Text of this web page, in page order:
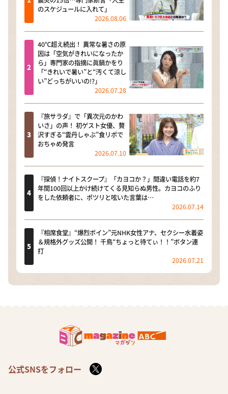
のスケジュールに入れて」
2026.08.06
40℃超え続出！ 異常な暑さの原
因は「空気がきれいになったか
ら」専門家の指摘に眞鍋かをり
「“きれいで暑い”と“汚くて涼し
い”どっちがいいの!?」
2026.07.28
『旅サラダ』で「異次元のかわ
いさ」の声！ 初ゲスト女優、贅
沢すぎる“雲丹しゃぶ”食リポで
おちゃめ発言
2026.07.10
『探偵！ナイトスクープ』「カヨコか？」間違い電話を約7
年間100回以上かけ続けてくる見知らぬ男性。カヨコのふり
をした依頼者に、ポツリと呟いた言葉は…
2026.07.14
『相席食堂』“爆烈ボイン”元NHK女性アナ、セクシー水着姿
＆規格外グッズ公開！ 千鳥“ちょっと待てぃ！！”ボタン連
打
2026.07.21
公式SNSをフォロー